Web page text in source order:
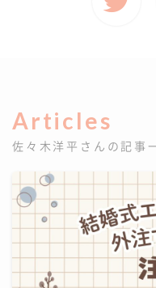
Articles
佐々木洋平さんの記事